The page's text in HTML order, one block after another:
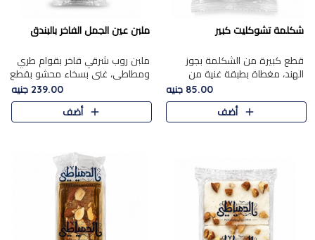
شكلمة تشوكليت كبير
قطع كبيرة من الشكلمة بجوز
الهند، مغطاة بطبقة غنية من
الشوكولاتة الفاخرة لتجمع بين
القوام الطري من الداخل مركز جوز
الهند المطاطي والمذاق الغن..
85.00 جنيه
أضف
ملبن عين الجمل الفاخر بالبندق
ملبن روب شرقي فاخر بقوام طري
ومطاطي، غني بسخاء محشو بقطع
عين الجمل والبندق المحمص التي
تضيف قرمشة مميزة مُرضية
ونكهة جوزية غنية في كل
239.00 جنيه
أضف